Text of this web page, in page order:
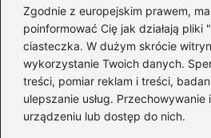
Zgodnie z europejskim prawem,
poinformować Cię jak działają pliki
ciasteczka. W dużym skrócie
wykorzystanie Twoich danych.
treści, pomiar reklam i treści,
ulepszanie usług. Przechowywanie
urządzeniu lub dostęp do nich.
Odkryj
działają
treningu i
życiu